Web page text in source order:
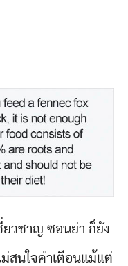
ยวชาญ ซอนย่า ก็ยัง
สนใจคำเตือนแม้แต่